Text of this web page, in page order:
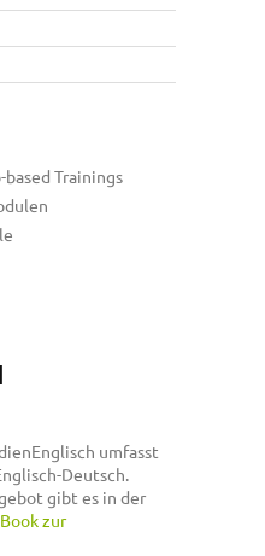
Trainings
umfasst
Deutsch.
gibt es in der
zur